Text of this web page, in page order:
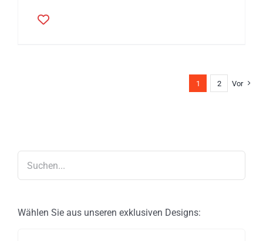
Produkt
1 2 Vor
Wählen Sie aus unseren exklusiven Designs: